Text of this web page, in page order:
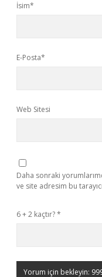
İsim*
E-Posta*
Web Sitesi
Daha sonraki
ve site adresim bu
6 + 2 kaçtır?*